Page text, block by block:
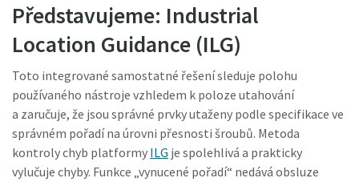
Představujeme: Industrial
Location Guidance (ILG)
Toto integrované samostatné řešení sleduje polohu
používaného nástroje vzhledem k poloze utahování
a zaručuje, že jsou správné prvky utaženy podle specifikace ve
správném pořadí na úrovni přesnosti šroubů. Metoda
kontroly chyb platformy ILG je spolehlivá a prakticky
vylučuje chyby. Funkce „vynucené pořadí“ nedává obsluze